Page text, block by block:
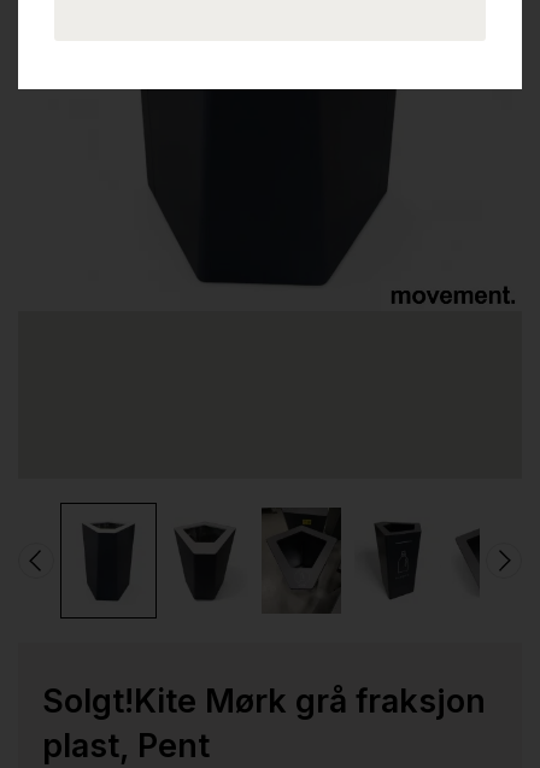
Solgt!Kite Mørk grå fraksjon
plast, Pent